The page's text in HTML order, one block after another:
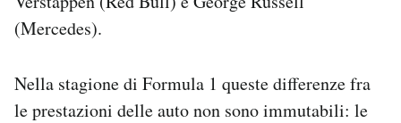
(Mercedes).
Nella stagione di Formula 1 queste differenze fra
le prestazioni delle auto non sono immutabili: le